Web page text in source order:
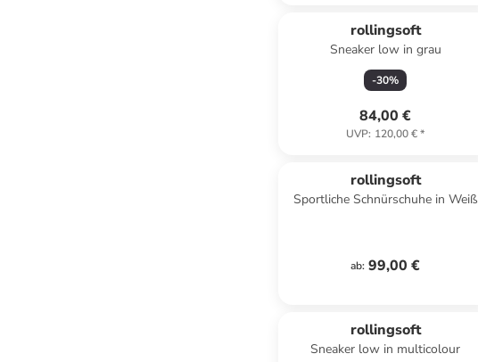
rollingsoft
Sneaker low in grau
-30%
84,00 €
UVP: 120,00 €*
rollingsoft
Sportliche Schnürschuhe in Weiß
ab: 99,00 €
rollingsoft
Sneaker low in multicolour